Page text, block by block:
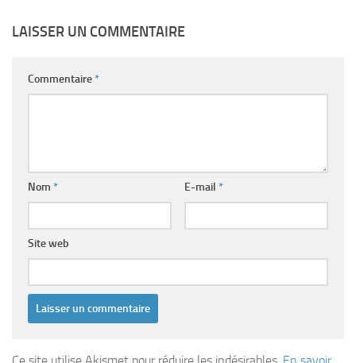
LAISSER UN COMMENTAIRE
Commentaire*
Nom * E-mail *
Site web